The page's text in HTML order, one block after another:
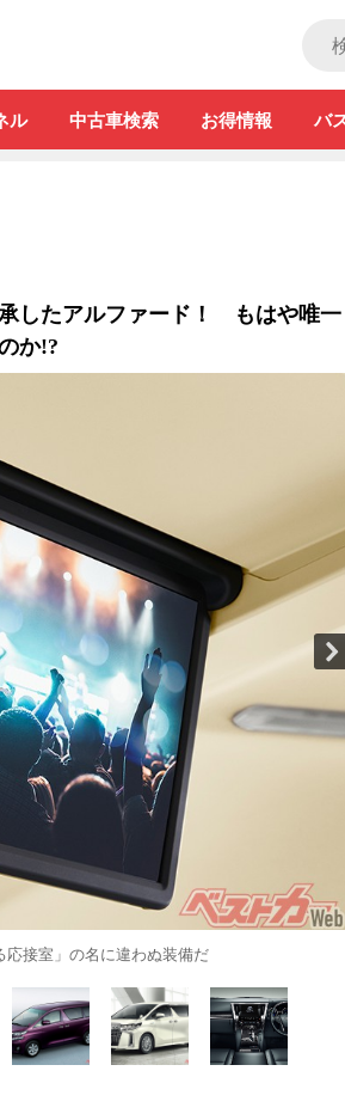
ル 中古車検索 お得情報 バ
したアルファード！ もはや唯一
か!?
応接室」の名に違わぬ装備だ